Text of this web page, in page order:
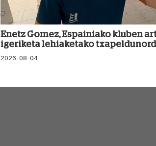
Enetz Gomez, Espainiako kluben
igeriketa lehiaketako
2026-08-04